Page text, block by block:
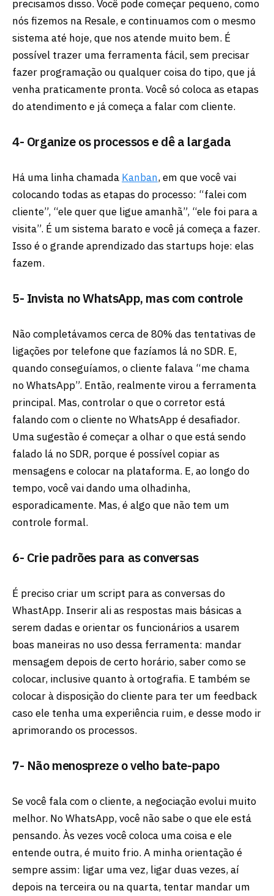
precisamos disso. Você pode começar pequeno, como
nós fizemos na Resale, e continuamos com o mesmo
sistema até hoje, que nos atende muito bem. É
possível trazer uma ferramenta fácil, sem precisar
fazer programação ou qualquer coisa do tipo, que já
venha praticamente pronta. Você só coloca as etapas
do atendimento e já começa a falar com cliente.
4- Organize os processos e dê a largada
Há uma linha chamada Kanban, em que você vai
colocando todas as etapas do processo: “falei com
cliente”, “ele quer que ligue amanhã”, “ele foi para a
visita”. É um sistema barato e você já começa a fazer.
Isso é o grande aprendizado das startups hoje: elas
fazem.
5- Invista no WhatsApp, mas com controle
Não completávamos cerca de 80% das tentativas de
ligações por telefone que fazíamos lá no SDR. E,
quando conseguíamos, o cliente falava “me chama
no WhatsApp”. Então, realmente virou a ferramenta
principal. Mas, controlar o que o corretor está
falando com o cliente no WhatsApp é desafiador.
Uma sugestão é começar a olhar o que está sendo
falado lá no SDR, porque é possível copiar as
mensagens e colocar na plataforma. E, ao longo do
tempo, você vai dando uma olhadinha,
esporadicamente. Mas, é algo que não tem um
controle formal.
6- Crie padrões para as conversas
É preciso criar um script para as conversas do
WhastApp. Inserir ali as respostas mais básicas a
serem dadas e orientar os funcionários a usarem
boas maneiras no uso dessa ferramenta: mandar
mensagem depois de certo horário, saber como se
colocar, inclusive quanto à ortografia. E também se
colocar à disposição do cliente para ter um feedback
caso ele tenha uma experiência ruim, e desse modo ir
aprimorando os processos.
7- Não menospreze o velho bate-papo
Se você fala com o cliente, a negociação evolui muito
melhor. No WhatsApp, você não sabe o que ele está
pensando. Às vezes você coloca uma coisa e ele
entende outra, é muito frio. A minha orientação é
sempre assim: ligar uma vez, ligar duas vezes, aí
depois na terceira ou na quarta, tentar mandar um